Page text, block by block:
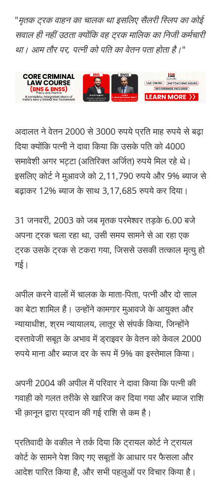
"मृतक ट्रक वाहन का चालक था इसलिए सैलरी स्लिप का कोई
सवाल ही नहीं उठता क्योंकि वह ट्रक मालिक का निजी कर्मचारी
था। आम तौर पर, पत्नी को पति का वेतन पता होता है।"
अदालत ने वेतन 2000 से 3000 रुपये प्रति माह रुपये से बढ़ा
दिया क्योंकि पत्नी ने दावा किया कि उसके पति को 4000
समावेशी अगर भट्टा (अतिरिक्त अर्जित) रुपये मिल रहे थे।
इसलिए कोर्ट ने मुआवजे को 2,11,790 रुपये और 9% ब्याज से
बढ़ाकर 12% ब्याज के साथ 3,17,685 रुपये कर दिया।
31 जनवरी, 2003 को जब मृतक परमेश्वर तड़के 6.00 बजे
अपना ट्रक चला रहा था, उसी समय सामने से आ रहा एक
ट्रक उसके ट्रक से टकरा गया, जिससे उसकी तत्काल मृत्यु हो
गई।
अपील करने वालों में चालक के माता-पिता, पत्नी और दो साल
का बेटा शामिल है। उन्होंने कामगार मुआवजे के आयुक्त और
न्यायाधीश, श्रम न्यायालय, लातूर से संपर्क किया, जिन्होंने
दस्तावेजी सबूत के अभाव में ड्राइवर के वेतन को केवल 2000
रुपये माना और ब्याज दर के रूप में 9% का इस्तेमाल किया।
अपनी 2004 की अपील में परिवार ने दावा किया कि पत्नी की
गवाही को गलत तरीके से खारिज कर दिया गया और ब्याज राशि
भी क़ानून द्वारा प्रदान की गई राशि से कम है।
प्रतिवादी के वकील ने तर्क दिया कि ट्रायल कोर्ट ने ट्रायल
कोर्ट के सामने पेश किए गए सबूतों के आधार पर फैसला और
आदेश पारित किया है, और सभी पहलुओं पर विचार किया है।